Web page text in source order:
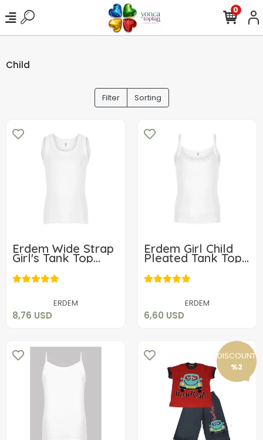
0
Child
Filter Sorting
Erdem Wide Strap
Girl's Tank Top
4050
ERDEM
8,76 USD
8,76 USD
Erdem Girl Child
Pleated Tank Top
4052
ERDEM
6,60 USD
6,60 USD
DISCOUNT
%2